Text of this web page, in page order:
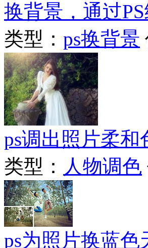
换背景，通过
类型： ps换背景
ps调出照片柔和
类型： 人物调色
ps为照片换蓝色